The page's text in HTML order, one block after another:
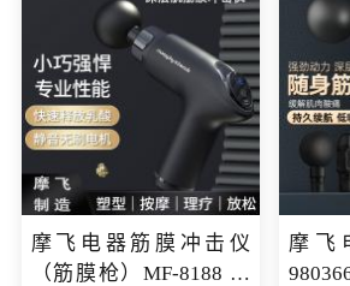
摩飞电器筋膜冲击仪
（筋膜枪）MF-8188 会
摩飞